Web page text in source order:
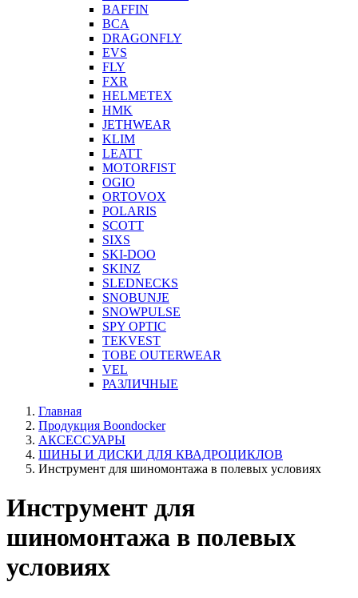
BAFFIN
BCA
DRAGONFLY
EVS
FLY
FXR
HELMETEX
HMK
JETHWEAR
KLIM
LEATT
MOTORFIST
OGIO
ORTOVOX
POLARIS
SCOTT
SIXS
SKI-DOO
SKINZ
SLEDNECKS
SNOBUNJE
SNOWPULSE
SPY OPTIC
TEKVEST
TOBE OUTERWEAR
VEL
РАЗЛИЧНЫЕ
Главная
Продукция Boondocker
АКСЕССУАРЫ
ШИНЫ И ДИСКИ ДЛЯ КВАДРОЦИКЛОВ
Инструмент для шиномонтажа в полевых условиях
Инструмент для
шиномонтажа в полевых
условиях